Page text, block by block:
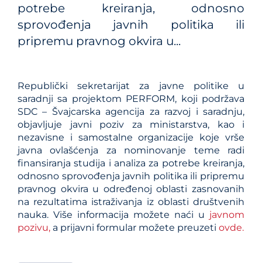
potrebe kreiranja, odnosno
sprovođenja javnih politika ili
pripremu pravnog okvira u...
Republički sekretarijat za javne politike u
saradnji sa projektom PERFORM, koji podržava
SDC – Švajcarska agencija za razvoj i saradnju,
objavljuje javni poziv za ministarstva, kao i
nezavisne i samostalne organizacije koje vrše
javna ovlašćenja za nominovanje teme radi
finansiranja studija i analiza za potrebe kreiranja,
odnosno sprovođenja javnih politika ili pripremu
pravnog okvira u određenoj oblasti zasnovanih
na rezultatima istraživanja iz oblasti društvenih
nauka. Više informacija možete naći u javnom
pozivu, a prijavni formular možete preuzeti ovde.